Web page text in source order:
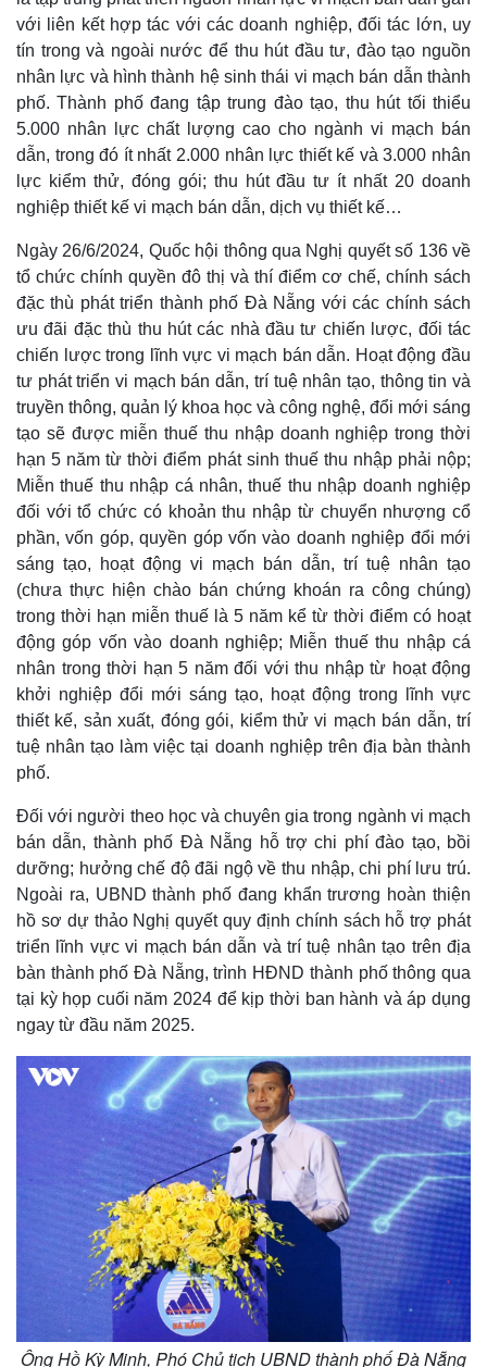
Pháp luật
Vụ án
Tin nóng
Tư vấn luật
Quân sự - Quốc phòng
Vũ khí
Việt Nam
Phân tích
Thể thao
Bóng đá
Thế giới thể thao
Hậu trường
Ô tô - Xe máy
Tư vấn
với liên kết hợp tác với các doanh nghiệp, đối tác lớn, uy
tín trong và ngoài nước để thu hút đầu tư, đào tạo nguồn
nhân lực và hình thành hệ sinh thái vi mạch bán dẫn thành
phố. Thành phố đang tập trung đào tạo, thu hút tối thiểu
5.000 nhân lực chất lượng cao cho ngành vi mạch bán
dẫn, trong đó ít nhất 2.000 nhân lực thiết kế và 3.000 nhân
lực kiểm thử, đóng gói; thu hút đầu tư ít nhất 20 doanh
nghiệp thiết kế vi mạch bán dẫn, dịch vụ thiết kế…
Ngày 26/6/2024, Quốc hội thông qua Nghị quyết số 136 về
tổ chức chính quyền đô thị và thí điểm cơ chế, chính sách
đặc thù phát triển thành phố Đà Nẵng với các chính sách
ưu đãi đặc thù thu hút các nhà đầu tư chiến lược, đối tác
chiến lược trong lĩnh vực vi mạch bán dẫn. Hoạt động đầu
tư phát triển vi mạch bán dẫn, trí tuệ nhân tạo, thông tin và
truyền thông, quản lý khoa học và công nghệ, đổi mới sáng
tạo sẽ được miễn thuế thu nhập doanh nghiệp trong thời
hạn 5 năm từ thời điểm phát sinh thuế thu nhập phải nộp;
Miễn thuế thu nhập cá nhân, thuế thu nhập doanh nghiệp
đối với tổ chức có khoản thu nhập từ chuyển nhượng cổ
phần, vốn góp, quyền góp vốn vào doanh nghiệp đổi mới
sáng tạo, hoạt động vi mạch bán dẫn, trí tuệ nhân tạo
(chưa thực hiện chào bán chứng khoán ra công chúng)
trong thời hạn miễn thuế là 5 năm kể từ thời điểm có hoạt
động góp vốn vào doanh nghiệp; Miễn thuế thu nhập cá
nhân trong thời hạn 5 năm đối với thu nhập từ hoạt động
khởi nghiệp đổi mới sáng tạo, hoạt động trong lĩnh vực
thiết kế, sản xuất, đóng gói, kiểm thử vi mạch bán dẫn, trí
tuệ nhân tạo làm việc tại doanh nghiệp trên địa bàn thành
phố.
Đối với người theo học và chuyên gia trong ngành vi mạch
bán dẫn, thành phố Đà Nẵng hỗ trợ chi phí đào tạo, bồi
dưỡng; hưởng chế độ đãi ngộ về thu nhập, chi phí lưu trú.
Ngoài ra, UBND thành phố đang khẩn trương hoàn thiện
hồ sơ dự thảo Nghị quyết quy định chính sách hỗ trợ phát
triển lĩnh vực vi mạch bán dẫn và trí tuệ nhân tạo trên địa
bàn thành phố Đà Nẵng, trình HĐND thành phố thông qua
tại kỳ họp cuối năm 2024 để kịp thời ban hành và áp dụng
ngay từ đầu năm 2025.
Ông Hồ Kỳ Minh, Phó Chủ tịch UBND thành phố Đà Nẵng